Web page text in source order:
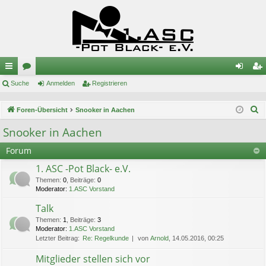
ch
llz
ug
riff
or
el rie
n
Suche Anmelden Registrieren
Foren-Übersicht Snooker in Aachen
e
Snooker in Aachen
Forum
1. ASC -Pot Black- e.V.
Themen: 0 Beiträge: 0
Moderator: 1.ASC Vorstand
Talk
Themen: 1 Beiträge: 3
Moderator: 1.ASC Vorstand
Letzter Beitrag: Re: Regelkunde von Arnold , 14.05.2016, 00:25
Mitglieder stellen sich vor